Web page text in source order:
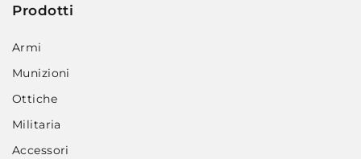
Prodotti
Armi
Munizioni
Ottiche
Militaria
Accessori